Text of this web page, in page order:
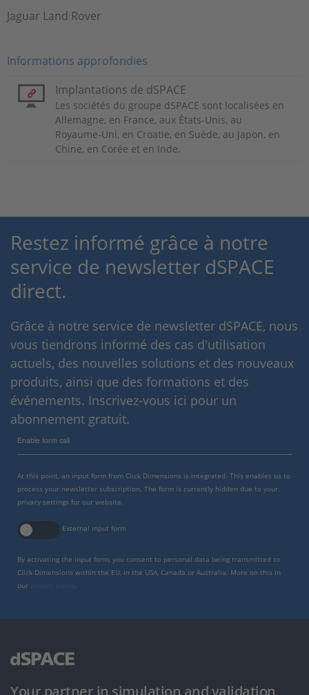
Jaguar Land Rover
Informations approfondies
Implantations de dSPACE
Les sociétés du groupe dSPACE sont localisées en
Allemagne, en France, aux États-Unis, au
Royaume-Uni, en Croatie, en Suède, au Japon, en
Chine, en Corée et en Inde.
Restez informé grâce à notre
service de newsletter dSPACE
direct.
Grâce à notre service de newsletter dSPACE, nous
vous tiendrons informé des cas d'utilisation
actuels, des nouvelles solutions et des nouveaux
produits, ainsi que des formations et des
événements. Inscrivez-vous ici pour un
abonnement gratuit.
Enable form call
At this point, an input form from Click Dimensions is integrated. This enables us to
process your newsletter subscription. The form is currently hidden due to your
privacy settings for our website.
External input form
By activating the input form, you consent to personal data being transmitted to
Click Dimensions within the EU, in the USA, Canada or Australia. More on this in
our